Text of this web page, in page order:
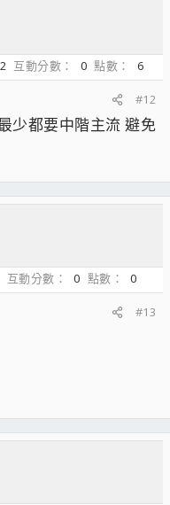
互動分數 0 點數
6
#12
少都要中階主流 避免
互動分數 0 點數
0
#13